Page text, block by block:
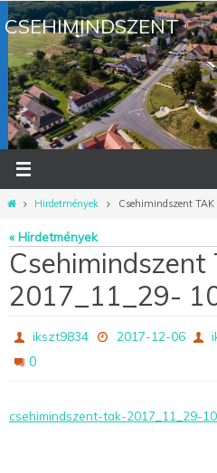
Megszakítás
CSEHIMINDSZENT
OtthonHirdetmények Csehimindszent
« Hirdetmények
Csehimindszent
2017_11_29-
ikszt9834 2017-12-06
0
csehimindszent-tak-2017_11_29-10